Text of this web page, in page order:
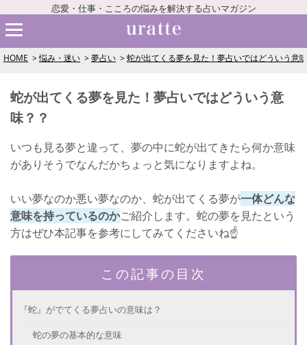
恋愛・仕事・こころの悩みを解決する占いマガジン
HOME 悩み・迷い 夢占い 蛇が出てくる夢を見た！夢占いではどういう意
蛇が出てくる夢を見た！夢占いではどういう意
味？？
いつも見る夢と違って、夢の中に蛇が出てきたら何か意味
がありそうでなんだかちょっと気になりますよね。
いい夢なのか悪い夢なのか、蛇が出てくる夢が一体どんな
意味を持っているのかご紹介します。蛇の夢を見たという
方はぜひ本記事を参考にしてみてくださいね☝
この記事の目次
『蛇』がでてくる夢占いの意味は？
蛇の夢の基本的な意味